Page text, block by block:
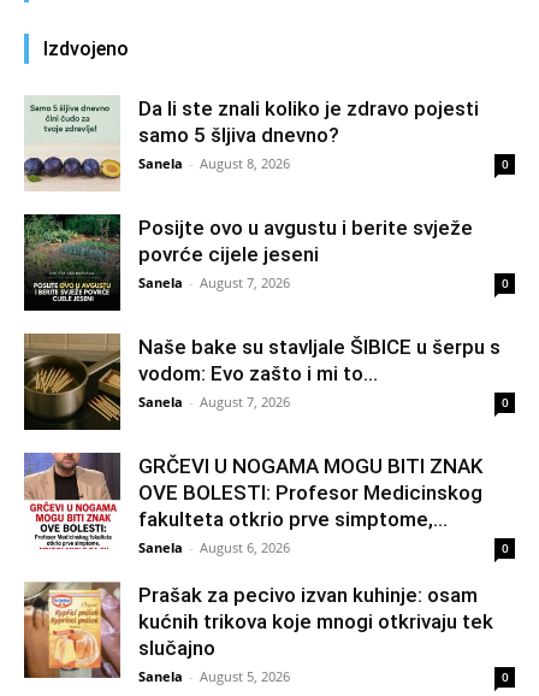
Izdvojeno
Da li ste znali koliko je zdravo pojesti
samo 5 šljiva dnevno?
Sanela - August 8, 2026 0
Posijte ovo u avgustu i berite svježe
povrće cijele jeseni
Sanela - August 7, 2026 0
Naše bake su stavljale ŠIBICE u šerpu s
vodom: Evo zašto i mi to...
Sanela - August 7, 2026 0
GRČEVI U NOGAMA MOGU BITI ZNAK
OVE BOLESTI: Profesor Medicinskog
fakulteta otkrio prve simptome,...
Sanela - August 6, 2026 0
Prašak za pecivo izvan kuhinje: osam
kućnih trikova koje mnogi otkrivaju tek
slučajno
Sanela - August 5, 2026 0